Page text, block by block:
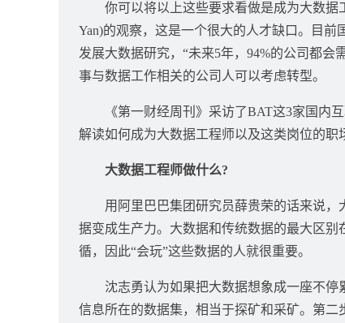
你可以将以上这些要求看做是成为大数据
Yan)的观察，这是一个很大的人才缺口。目
发展大数据研究，“未来5年，94%的公司都会
事与数据工作相关的公司人可以考虑转型。
《第一财经周刊》采访了BAT这3家国内互
解读如何成为大数据工程师以及这类岗位的职
大数据工程师做什么?
用阿里巴巴集团研究员薛贵荣的话来说，
据变成生产力。大数据和传统数据的最大区
循，因此“会玩”这些数据的人就很重要。
沈志勇认为如果把大数据想象成一座不停
信息所在的数据集，相当于探矿和采矿。第二